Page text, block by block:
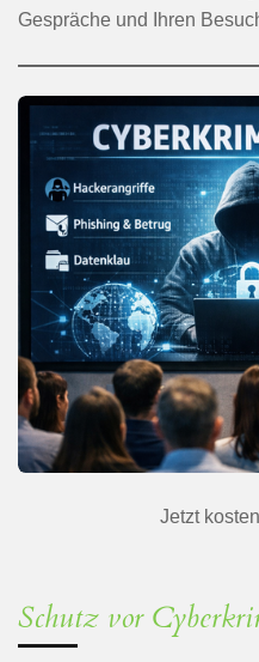
Gespräche und Ihren
Jetzt
Schutz vor